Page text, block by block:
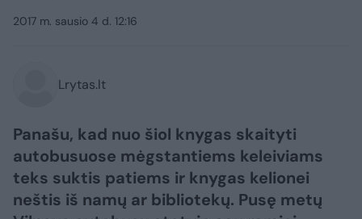
2017 m. sausio 4 d. 12:16
Lrytas.lt
Panašu, kad nuo šiol knygas skaityti
autobusuose mėgstantiems keleiviams
teks suktis patiems ir knygas kelionei
neštis iš namų ar bibliotekų. Pusę metų